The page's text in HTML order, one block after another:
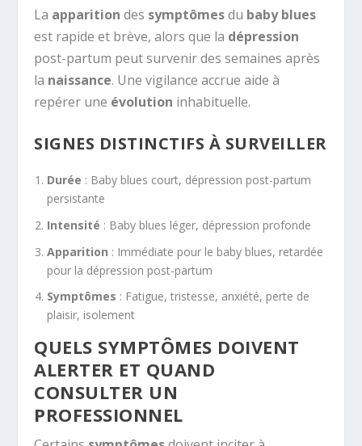
La apparition des symptômesdu baby blues
est rapide et brève, alors que la dépression
post-partum peut survenir des semaines après
la naissance. Une vigilance accrue aide à
repérer une évolution inhabituelle.
SIGNES DISTINCTIFS À SURVEILLER
Durée : Baby blues court, dépression post-partum
persistante
Intensité : Baby blues léger, dépression profonde
Apparition : Immédiate pour le baby blues, retardée
pour la dépression post-partum
Symptômes : Fatigue, tristesse, anxiété, perte de
plaisir, isolement
QUELS SYMPTÔMES DOIVENT
ALERTER ET QUAND
CONSULTER UN
PROFESSIONNEL